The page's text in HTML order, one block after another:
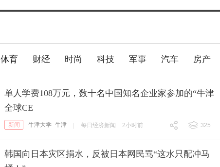
体育 财经 时尚 科技 军事 汽车 房产
单人学费108万元，数十名中国知名企业家参加的“牛津
全球CE
新闻 牛津大学 牛津 每日经济新闻 2小时前
325
韩国向日本灾区捐水，反被日本网民骂“这水只配冲马